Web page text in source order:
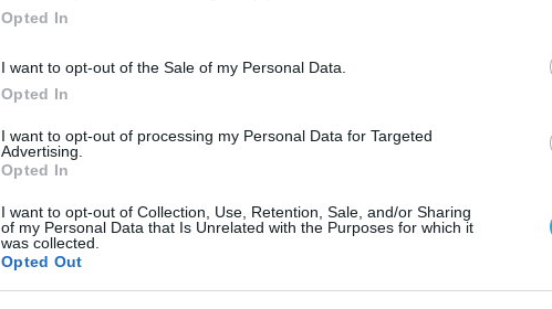
Opted In
I want to opt-out of the Sale of my Personal Data.
Opted In
I want to opt-out of processing my Personal Data for Targeted
Advertising.
Opted In
I want to opt-out of Collection, Use, Retention, Sale, and/or Sharing
of my Personal Data that Is Unrelated with the Purposes for which it
was collected.
Opted Out